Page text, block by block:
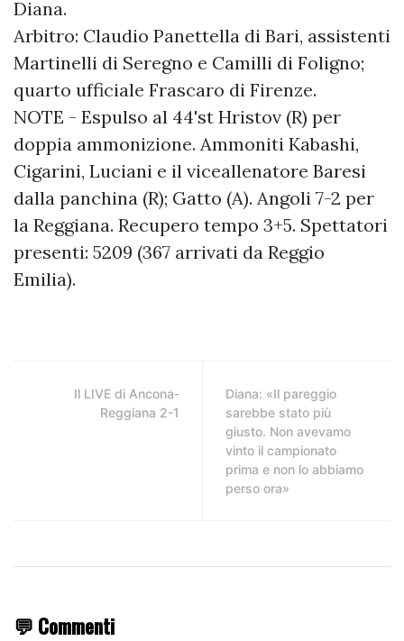
Diana.
Arbitro: Claudio Panettella di Bari, assistenti
Martinelli di Seregno e Camilli di Foligno;
quarto ufficiale Frascaro di Firenze.
NOTE - Espulso al 44'st Hristov (R) per
doppia ammonizione. Ammoniti Kabashi,
Cigarini, Luciani e il viceallenatore Baresi
dalla panchina (R); Gatto (A). Angoli 7-2 per
la Reggiana. Recupero tempo 3+5. Spettatori
presenti: 5209 (367 arrivati da Reggio
Emilia).
Il LIVE di Ancona-
Reggiana 2-1
Diana: «Il pareggio
sarebbe stato più
giusto. Non avevamo
vinto il campionato
prima e non lo abbiamo
perso ora»
💬 Commenti